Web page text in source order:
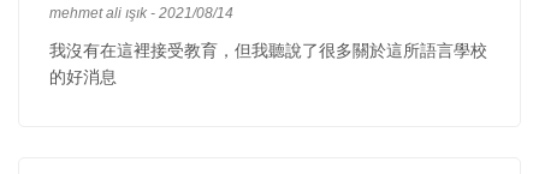
mehmet ali ışık - 2021/08/14
我沒有在這裡接受教育，但我聽說了很多關於這所語言學校
的好消息